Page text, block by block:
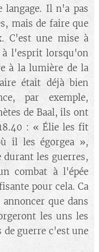
langage. Il n'a pas
mais de faire que
C'est une mise à
l'esprit lorsqu'on
à la lumière de la
était déjà bien
par exemple,
de Baal, ils ont
: « Élie les fit
il les égorgea »,
durant les guerres,
combat à l'épée
pour cela. Ca
que dans
les uns les
de guerre c'est une